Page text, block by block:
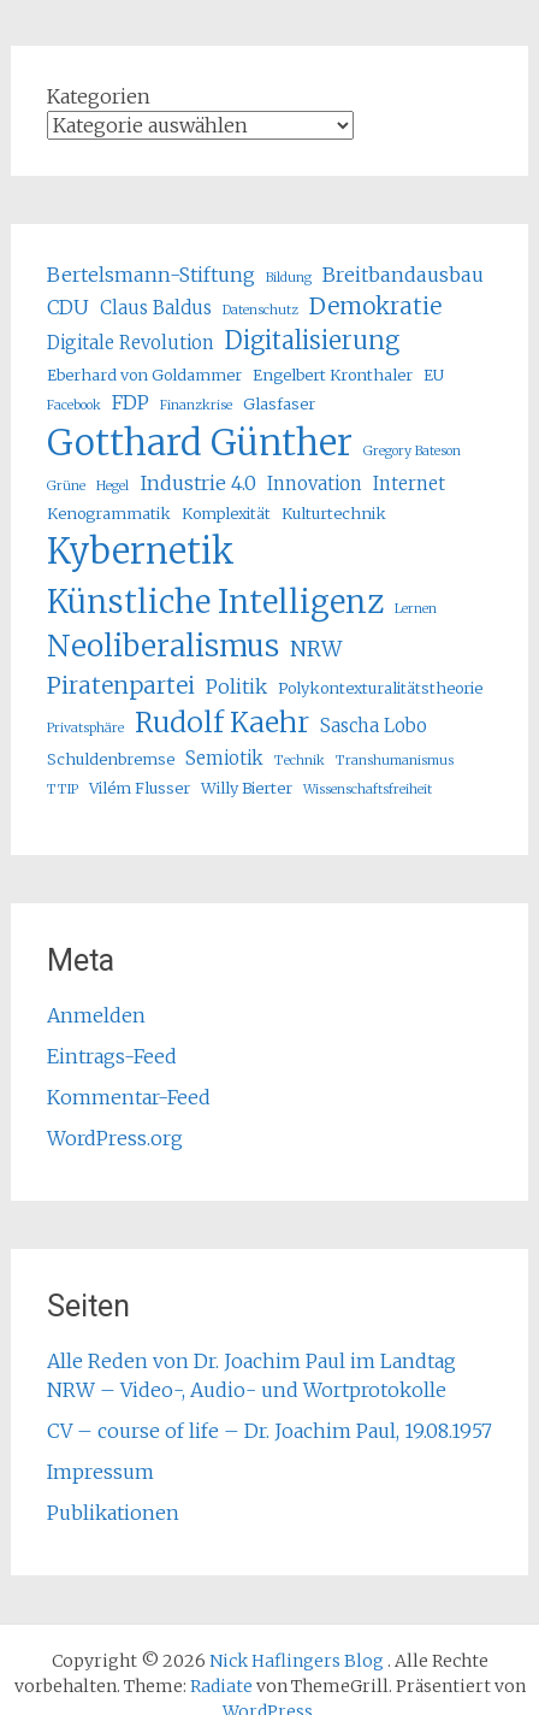
Kategorien
Bertelsmann-Stiftung Bildung
Breitbandausbau
CDU Claus Baldus Datenschutz Demokratie
Digitale Revolution Digitalisierung
Eberhard von Goldammer Engelbert Kronthaler EU
Facebook FDP Finanzkrise Glasfaser
Gotthard Günther Gregory Bateson
Grüne Hegel Industrie 4.0 Innovation Internet
Kenogrammatik Komplexität Kulturtechnik
Kybernetik
Künstliche Intelligenz Lernen
Neoliberalismus NRW
Piratenpartei Politik Polykontexturalitätstheorie
Privatsphäre Rudolf Kaehr Sascha Lobo
Schuldenbremse Semiotik Technik
Transhumanismus
TTIP
Vilém Flusser Willy Bierter Wissenschaftsfreiheit
Meta
Anmelden
Eintrags-Feed
Kommentar-Feed
WordPress.org
Seiten
Alle Reden von Dr. Joachim Paul im Landtag
NRW – Video-, Audio- und Wortprotokolle
CV – course of life – Dr. Joachim Paul, 19.08.1957
Impressum
Publikationen
Copyright © 2026 Nick Haflingers Blog . Alle Rechte
vorbehalten. Theme: Radiate von ThemeGrill. Präsentiert von